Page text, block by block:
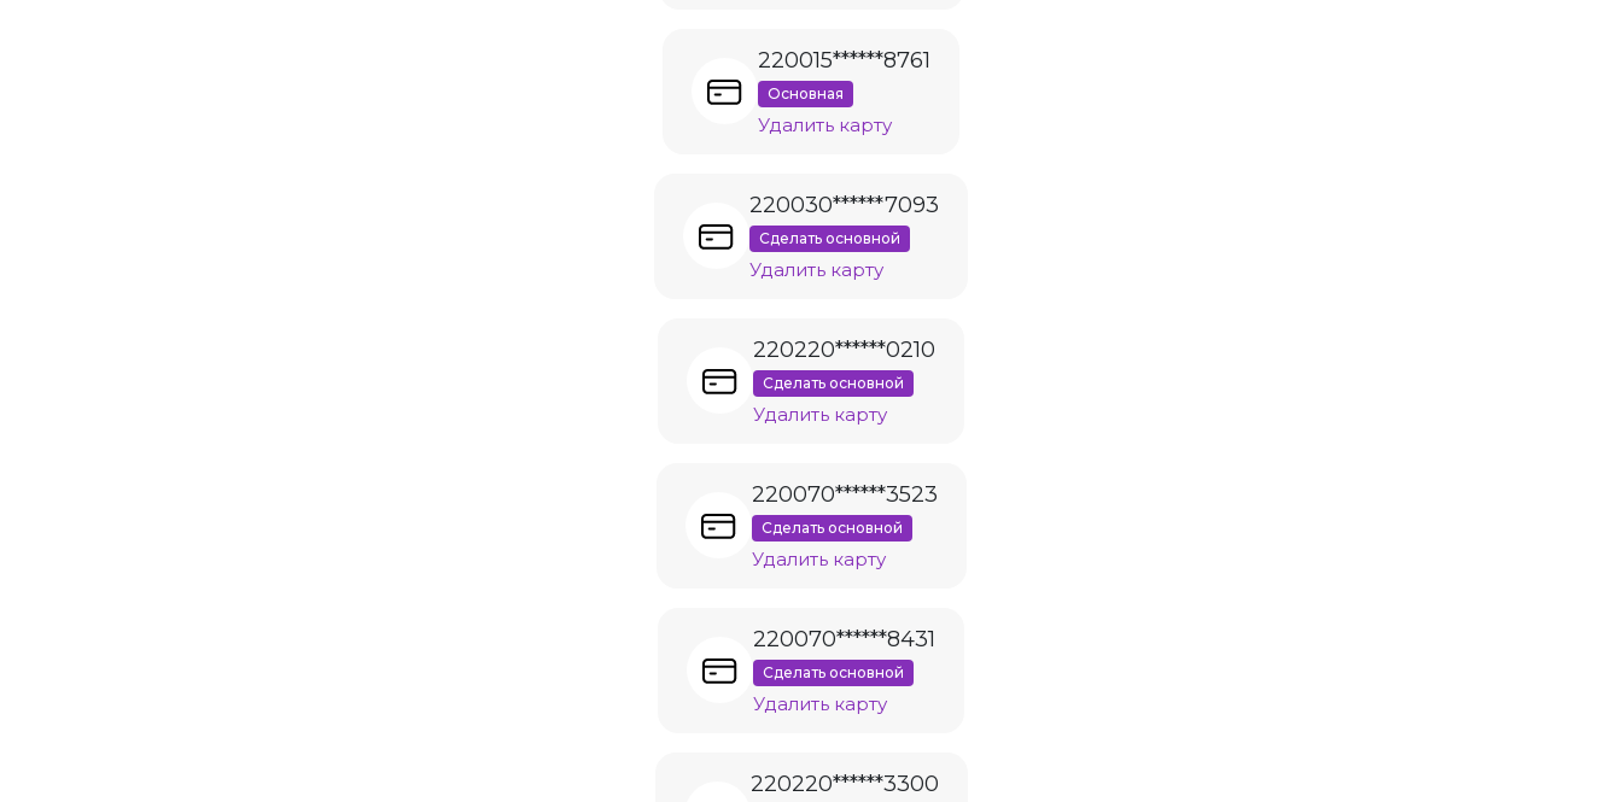
220015******8761
Основная
Удалить карту
220030******7093
Сделать основной
Удалить карту
220220******0210
Сделать основной
Удалить карту
220070******3523
Сделать основной
Удалить карту
220070******8431
Сделать основной
Удалить карту
220220******3300